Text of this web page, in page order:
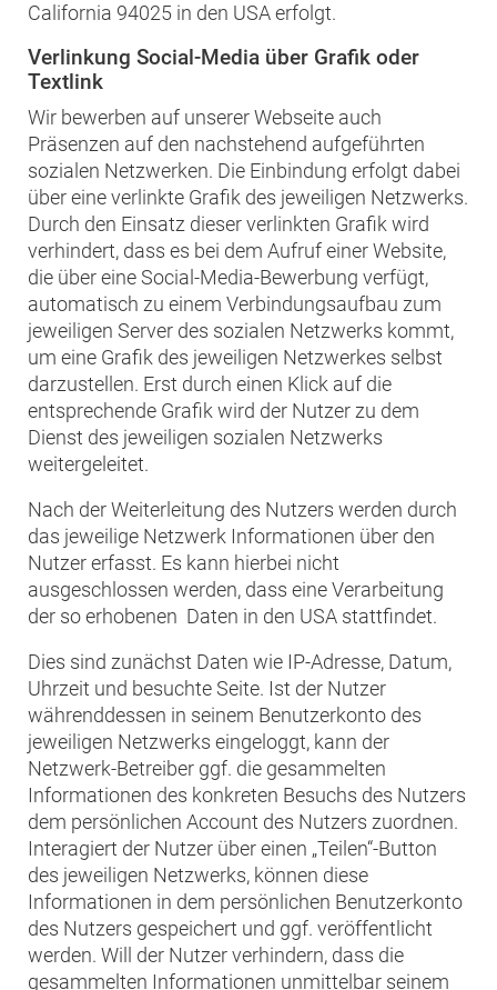
California 94025 in den USA erfolgt.
Verlinkung Social-Media über Grafik oder
Textlink
Wir bewerben auf unserer Webseite auch
Präsenzen auf den nachstehend aufgeführten
sozialen Netzwerken. Die Einbindung erfolgt dabei
über eine verlinkte Grafik des jeweiligen Netzwerks.
Durch den Einsatz dieser verlinkten Grafik wird
verhindert, dass es bei dem Aufruf einer Website,
die über eine Social-Media-Bewerbung verfügt,
automatisch zu einem Verbindungsaufbau zum
jeweiligen Server des sozialen Netzwerks kommt,
um eine Grafik des jeweiligen Netzwerkes selbst
darzustellen. Erst durch einen Klick auf die
entsprechende Grafik wird der Nutzer zu dem
Dienst des jeweiligen sozialen Netzwerks
weitergeleitet.
Nach der Weiterleitung des Nutzers werden durch
das jeweilige Netzwerk Informationen über den
Nutzer erfasst. Es kann hierbei nicht
ausgeschlossen werden, dass eine Verarbeitung
der so erhobenen Daten in den USA stattfindet.
Dies sind zunächst Daten wie IP-Adresse, Datum,
Uhrzeit und besuchte Seite. Ist der Nutzer
währenddessen in seinem Benutzerkonto des
jeweiligen Netzwerks eingeloggt, kann der
Netzwerk-Betreiber ggf. die gesammelten
Informationen des konkreten Besuchs des Nutzers
dem persönlichen Account des Nutzers zuordnen.
Interagiert der Nutzer über einen „Teilen“-Button
des jeweiligen Netzwerks, können diese
Informationen in dem persönlichen Benutzerkonto
des Nutzers gespeichert und ggf. veröffentlicht
werden. Will der Nutzer verhindern, dass die
gesammelten Informationen unmittelbar seinem